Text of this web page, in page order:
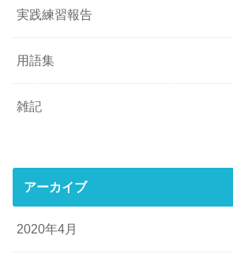
実践練習報告
用語集
雑記
アーカイブ
2020年4月